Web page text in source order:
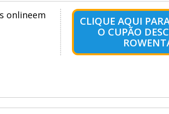
onlineem
CLIQUE AQUI
O CUPÃO